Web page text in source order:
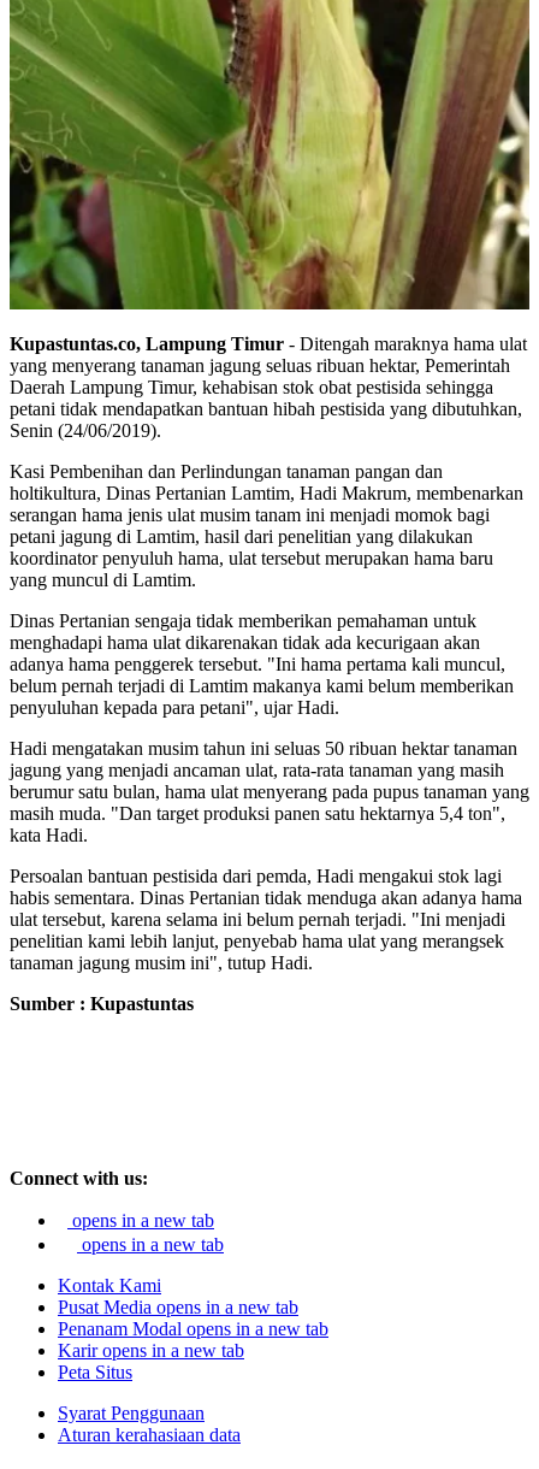
Kupastuntas.co, Lampung Timur - Ditengah maraknya hama ulat
yang menyerang tanaman jagung seluas ribuan hektar, Pemerintah
Daerah Lampung Timur, kehabisan stok obat pestisida sehingga
petani tidak mendapatkan bantuan hibah pestisida yang dibutuhkan,
Senin (24/06/2019).
Kasi Pembenihan dan Perlindungan tanaman pangan dan
holtikultura, Dinas Pertanian Lamtim, Hadi Makrum, membenarkan
serangan hama jenis ulat musim tanam ini menjadi momok bagi
petani jagung di Lamtim, hasil dari penelitian yang dilakukan
koordinator penyuluh hama, ulat tersebut merupakan hama baru
yang muncul di Lamtim.
Dinas Pertanian sengaja tidak memberikan pemahaman untuk
menghadapi hama ulat dikarenakan tidak ada kecurigaan akan
adanya hama penggerek tersebut. "Ini hama pertama kali muncul,
belum pernah terjadi di Lamtim makanya kami belum memberikan
penyuluhan kepada para petani", ujar Hadi.
Hadi mengatakan musim tahun ini seluas 50 ribuan hektar tanaman
jagung yang menjadi ancaman ulat, rata-rata tanaman yang masih
berumur satu bulan, hama ulat menyerang pada pupus tanaman yang
masih muda. "Dan target produksi panen satu hektarnya 5,4 ton",
kata Hadi.
Persoalan bantuan pestisida dari pemda, Hadi mengakui stok lagi
habis sementara. Dinas Pertanian tidak menduga akan adanya hama
ulat tersebut, karena selama ini belum pernah terjadi. "Ini menjadi
penelitian kami lebih lanjut, penyebab hama ulat yang merangsek
tanaman jagung musim ini", tutup Hadi.
Sumber : Kupastuntas
Connect with us:
opens in a new tab
opens in a new tab
Kontak Kami
Pusat Media opens in a new tab
Penanam Modal opens in a new tab
Karir opens in a new tab
Peta Situs
Syarat Penggunaan
Aturan kerahasiaan data